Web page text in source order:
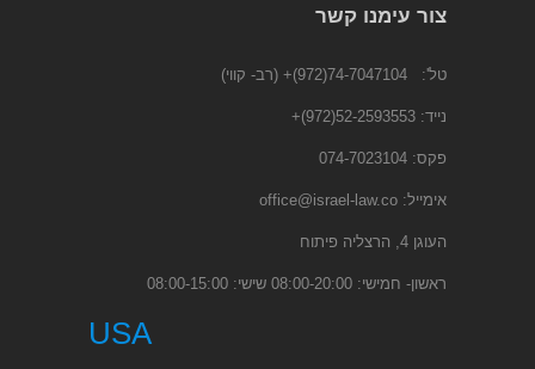
צור עימנו קשר
טל': 74-7047104(972)+ (רב- קווי)
נייד: 52-2593553(972)
+
פקס: 074-7023104
אימייל: office@israel-law.co
העוגן 4, הרצליה פיתוח
ראשון- חמישי: 08:00-20:00 שישי: 08:00-15:00
USA